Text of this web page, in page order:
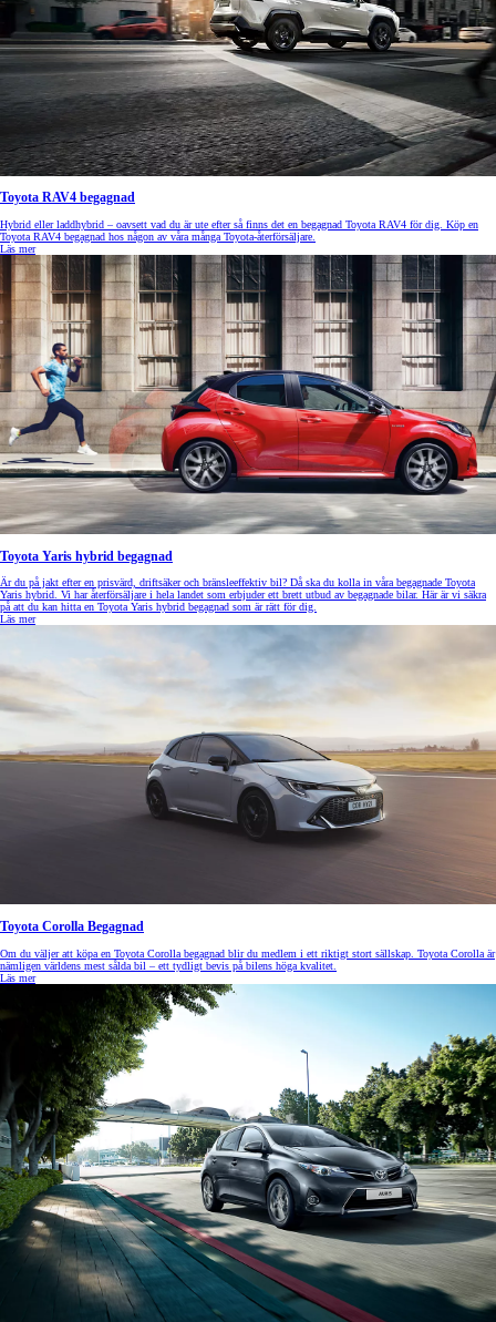
Toyota RAV4 begagnad
Hybrid eller laddhybrid – oavsett vad du är ute efter så finns det en begagnad Toyota RAV4 för dig. Köp en
Toyota RAV4 begagnad hos någon av våra många Toyota-återförsäljare.
Läs mer
Toyota Yaris hybrid begagnad
Är du på jakt efter en prisvärd, driftsäker och bränsleeffektiv bil? Då ska du kolla in våra begagnade Toyota
Yaris hybrid. Vi har återförsäljare i hela landet som erbjuder ett brett utbud av begagnade bilar. Här är vi säkra
på att du kan hitta en Toyota Yaris hybrid begagnad som är rätt för dig.
Läs mer
Toyota Corolla Begagnad
Om du väljer att köpa en Toyota Corolla begagnad blir du medlem i ett riktigt stort sällskap. Toyota Corolla är
nämligen världens mest sålda bil – ett tydligt bevis på bilens höga kvalitet.
Läs mer